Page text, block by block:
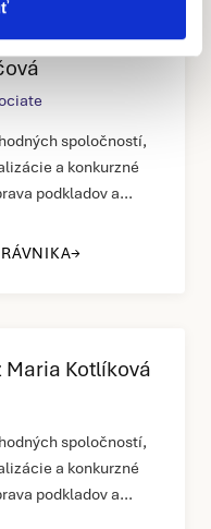
spoločností,
a konkurzné
podkladov a
Maria Kotlíková
spoločností,
a konkurzné
podkladov a